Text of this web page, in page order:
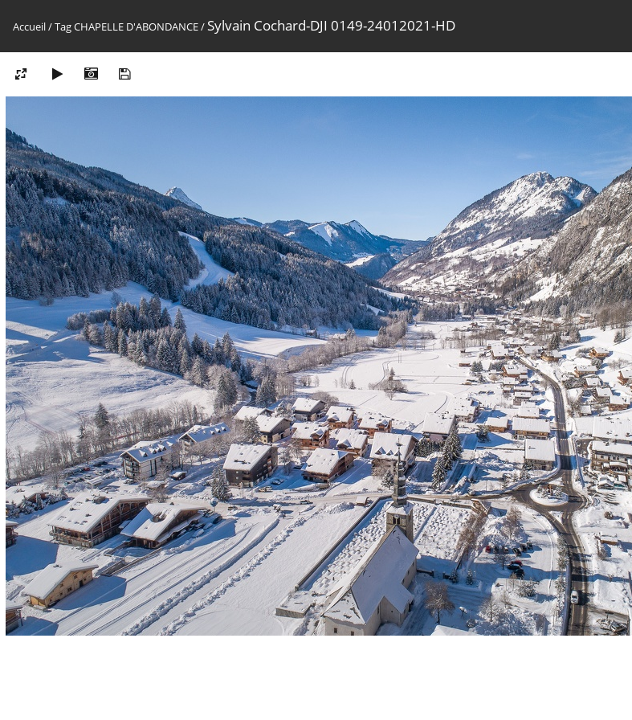
Accueil/TagCHAPELLE D'ABONDANCE/ Sylvain Cochard-DJI 0149-24012021-HD